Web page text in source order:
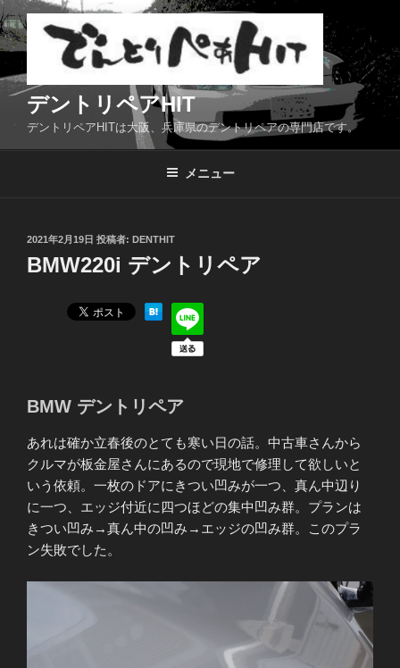
コ
ン
テ
ン
ツ
デントリペアHIT
デントリペアHITは大阪、兵庫県のデントリペアの専門店です。
メニュー
投
稿
日:
2021年2月19日 投稿者: DENTHIT
BMW220i デントリペア
BMW デントリペア
あれは確か立春後のとても寒い日の話。中古車さんから
クルマが板金屋さんにあるので現地で修理して欲しいと
いう依頼。一枚のドアにきつい凹みが一つ、真ん中辺り
に一つ、エッジ付近に四つほどの集中凹み群。プランは
きつい凹み→真ん中の凹み→エッジの凹み群。このプラ
ン失敗でした。